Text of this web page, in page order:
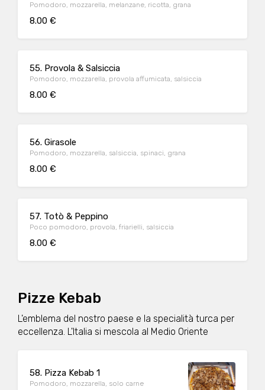
Pomodoro, mozzarella, melanzane, ricotta, grana
8.00 €
55. Provola & Salsiccia
Pomodoro, mozzarella, provola affumicata, salsiccia
8.00 €
56. Girasole
Pomodoro, mozzarella, salsiccia, spinaci, grana
8.00 €
57. Totò & Peppino
Poco pomodoro, provola, friarielli, salsiccia
8.00 €
Pizze Kebab
L'emblema del nostro paese e la specialità turca per
eccellenza. L'Italia si mescola al Medio Oriente
58. Pizza Kebab 1
Pomodoro, mozzarella, solo carne